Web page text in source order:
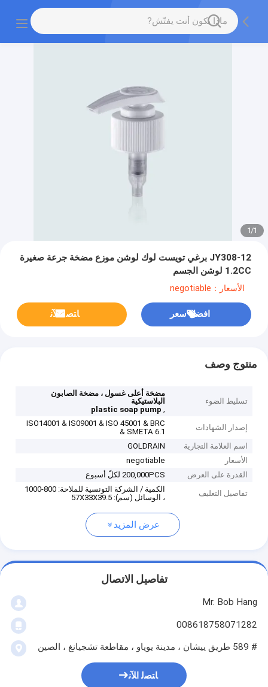
1
/
1
JY308-12 برغي تويست لوك لوشن موزع مضخة جرعة صغيرة
1.2CC لوشن الجسم
الأسعار：negotiable
افضل سعر ﺎﺘﺼﻟ ﺍﻶﻧ
منتوج وصف
تسليط الضوء
مضخة أعلى غسول ، مضخة الصابون
البلاستيكية
,
plastic soap pump
إصدار الشهادات
ISO14001 & IS09001 & ISO 45001 & BRC
& SMETA 6.1
اسم العلامة التجارية
GOLDRAIN
الأسعار
negotiable
القدرة على العرض
200,000PCS لكلّ أسبوع
تفاصيل التغليف
الكمية / الشركة التونسية للملاحة: 800-1000
، الوسائل (سم): 57X33X39.5
عرض المزيد
تفاصيل الاتصال
Mr. Bob Hang
008618758071282
# 589 طريق ييشان ، مدينة يوياو ، مقاطعة تشجيانغ ، الصين
ﺎﺘﺼﻟ ﺍﻶﻧ